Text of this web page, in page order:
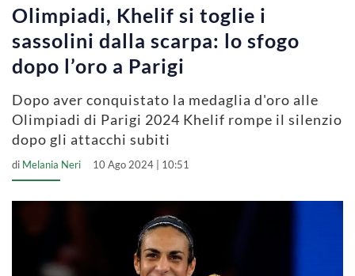
Olimpiadi, Khelif si toglie i
sassolini dalla scarpa: lo sfogo
dopo l’oro a Parigi
Dopo aver conquistato la medaglia d'oro alle
Olimpiadi di Parigi 2024 Khelif rompe il silenzio
dopo gli attacchi subiti
di Melania Neri 10 Ago 2024 | 10:51